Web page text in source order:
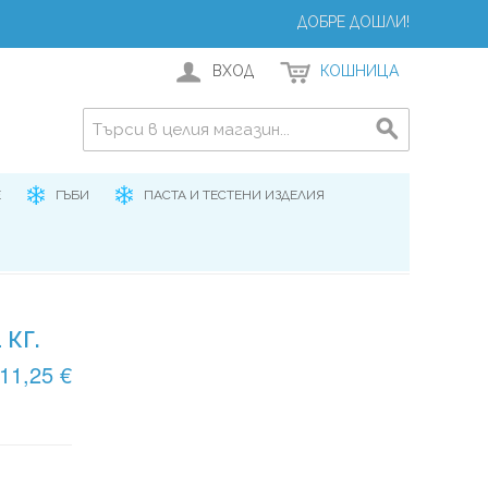
ДОБРЕ ДОШЛИ!
ВХОД КОШНИЦА
ГЪБИ ПАСТА И ТЕСТЕНИ ИЗДЕЛИЯ
11,25 €